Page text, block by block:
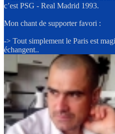
c’est PSG - Real Madrid 1993.
Mon chant de supporter favori :
-> Tout simplement le Paris est
échangent..